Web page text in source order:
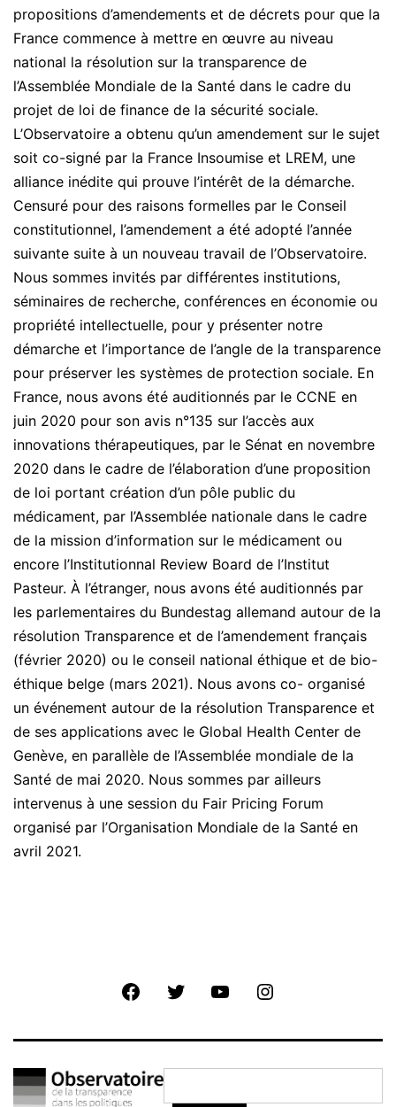
propositions d’amendements et de décrets pour que la
France commence à mettre en œuvre au niveau
national la résolution sur la transparence de
l’Assemblée Mondiale de la Santé dans le cadre du
projet de loi de finance de la sécurité sociale.
L’Observatoire a obtenu qu’un amendement sur le sujet
soit co-signé par la France Insoumise et LREM, une
alliance inédite qui prouve l’intérêt de la démarche.
Censuré pour des raisons formelles par le Conseil
constitutionnel, l’amendement a été adopté l’année
suivante suite à un nouveau travail de l’Observatoire.
Nous sommes invités par différentes institutions,
séminaires de recherche, conférences en économie ou
propriété intellectuelle, pour y présenter notre
démarche et l’importance de l’angle de la transparence
pour préserver les systèmes de protection sociale. En
France, nous avons été auditionnés par le CCNE en
juin 2020 pour son avis n°135 sur l’accès aux
innovations thérapeutiques, par le Sénat en novembre
2020 dans le cadre de l’élaboration d’une proposition
de loi portant création d’un pôle public du
médicament, par l’Assemblée nationale dans le cadre
de la mission d’information sur le médicament ou
encore l’Institutionnal Review Board de l’Institut
Pasteur. À l’étranger, nous avons été auditionnés par
les parlementaires du Bundestag allemand autour de la
résolution Transparence et de l’amendement français
(février 2020) ou le conseil national éthique et de bio-
éthique belge (mars 2021). Nous avons co- organisé
un événement autour de la résolution Transparence et
de ses applications avec le Global Health Center de
Genève, en parallèle de l’Assemblée mondiale de la
Santé de mai 2020. Nous sommes par ailleurs
intervenus à une session du Fair Pricing Forum
organisé par l’Organisation Mondiale de la Santé en
avril 2021.
FacebookTwitter Youtube